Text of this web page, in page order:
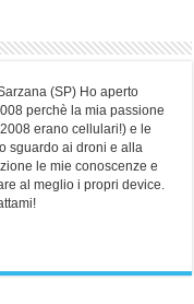
(SP) Ho aperto
perchè la mia passione
erano cellulari!) e le
sguardo ai droni e alla
le mie conoscenze e
al meglio i propri device.